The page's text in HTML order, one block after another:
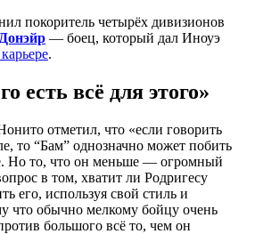
покоритель четырёх дивизионов
— боец, который дал Иноуэ
.
есть всё для этого»
отметил, что «если говорить
то “Бам” однозначно может побить
Но то, что он меньше — огромный
в том, хватит ли Родригесу
его, используя свой стиль и
что обычно мелкому бойцу очень
большого всё то, чем он